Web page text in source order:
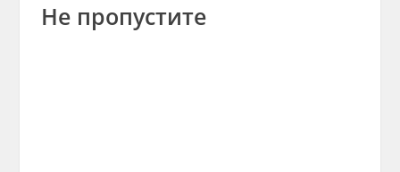
Не пропустите